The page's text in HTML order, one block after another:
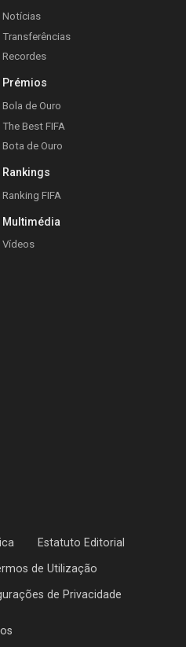
Notícias
Transferências
Recordes
Prémios
Bola de Ouro
The Best FIFA
Bota de Ouro
Rankings
Ranking FIFA
Multimédia
Vídeos
Estatuto Editorial
de Utilização
de Privacidade